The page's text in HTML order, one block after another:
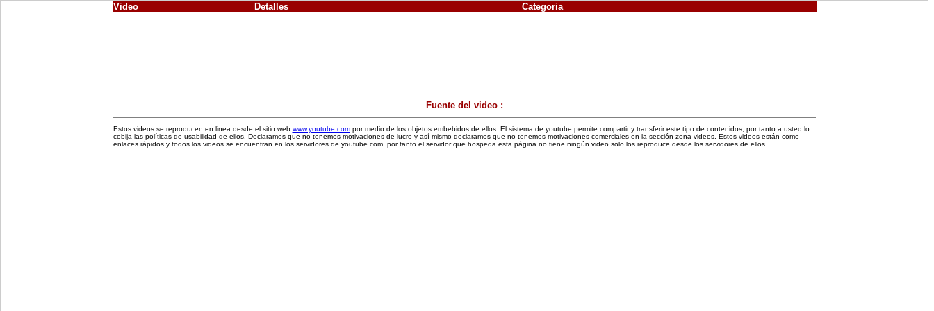
Video Detalles Categoria
Fuente del video :
Estos videos se reproducen en linea desde el sitio web www.youtube.compor medio de los objetos embebidos de ellos. El sistema de youtube permite compartir y transferir este tipo de contenidos, por tanto a usted lo
cobija las políticas de usabilidad de ellos. Declaramos que no tenemos motivaciones de lucro y así mismo declaramos que no tenemos motivaciones comerciales en la sección zona videos. Estos videos están como
enlaces rápidos y todos los videos se encuentran en los servidores de youtube.com, por tanto el servidor que hospeda esta página no tiene ningún video solo los reproduce desde los servidores de ellos.